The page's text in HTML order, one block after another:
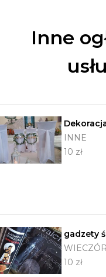
Inne
INNE
10 zł
gadzety
10 zł